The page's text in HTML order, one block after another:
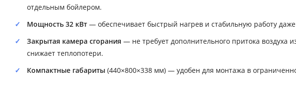
отдельным бойлером.
Мощность 32 кВт — обеспечивает быстрый нагрев и стабильную работу
Закрытая камера сгорания — не требует дополнительного притока воздуха
снижает теплопотери.
Компактные габариты (440×800×338 мм) — удобен для монтажа в